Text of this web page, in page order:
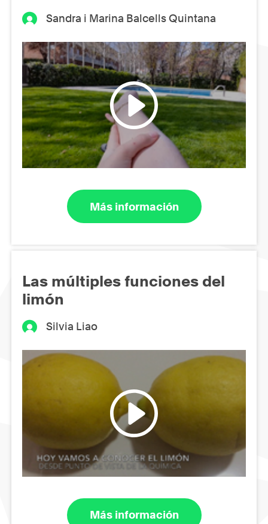
Sandra i Marina Balcells Quintana
Más información
Las múltiples funciones del
limón
Silvia Liao
Más información